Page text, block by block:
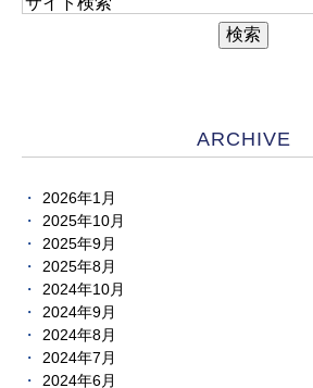
ARCHIVE
2026年1月
2025年10月
2025年9月
2025年8月
2024年10月
2024年9月
2024年8月
2024年7月
2024年6月